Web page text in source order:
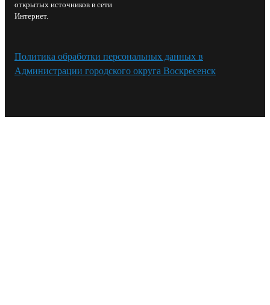
открытых источников в сети
Интернет.
Политика обработки персональных данных в
Администрации городского округа Воскресенск